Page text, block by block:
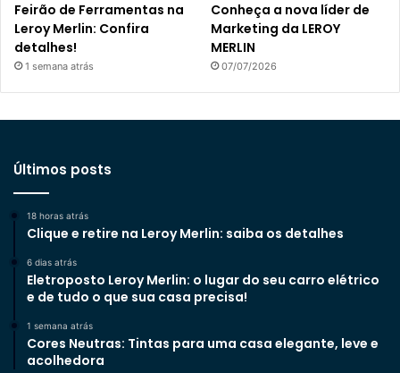
Feirão de Ferramentas na
Leroy Merlin: Confira
detalhes!
1 semana atrás
Conheça a nova líder de
Marketing da LEROY
MERLIN
07/07/2026
Últimos posts
18 horas atrás
Clique e retire na Leroy Merlin: saiba os detalhes
6 dias atrás
Eletroposto Leroy Merlin: o lugar do seu carro elétrico
e de tudo o que sua casa precisa!
1 semana atrás
Cores Neutras: Tintas para uma casa elegante, leve e
acolhedora